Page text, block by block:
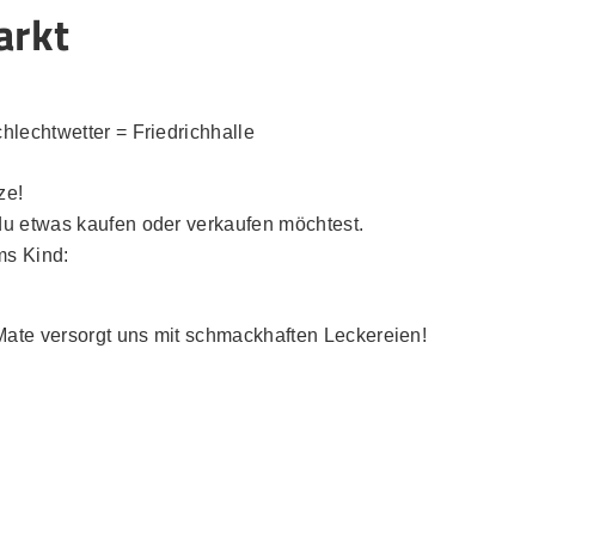
= Friedrichhalle
etwas kaufen oder verkaufen möchtest.
Kind:
versorgt uns mit schmackhaften Leckereien!